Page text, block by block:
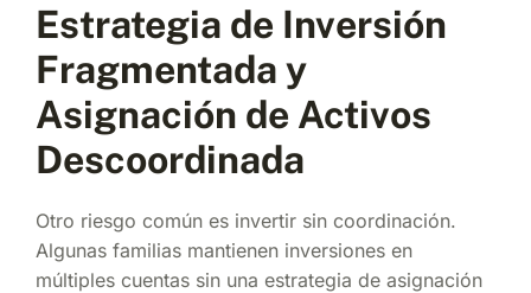
Estrategia de Inversión
Fragmentada y
Asignación de Activos
Descoordinada
Otro riesgo común es invertir sin coordinación.
Algunas familias mantienen inversiones en
múltiples cuentas sin una estrategia de asignación